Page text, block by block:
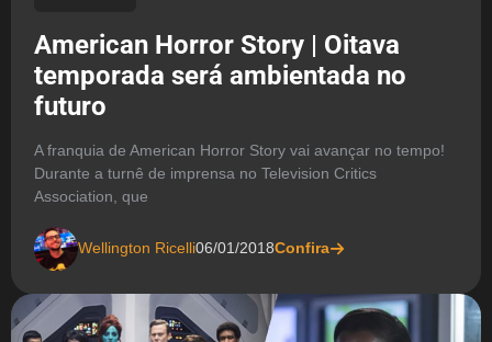
American Horror Story | Oitava
temporada será ambientada no
futuro
A franquia de American Horror Story vai avançar no tempo!
Durante a turnê de imprensa no Television Critics
Association, que
Wellington Ricelli06/01/2018Confira